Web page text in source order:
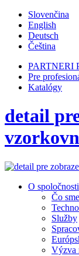
Slovenčina
English
Deutsch
Čeština
PARTNERI
Pre
Katalógy
detail
O spoločnosti
Čo
Služby
Výzva